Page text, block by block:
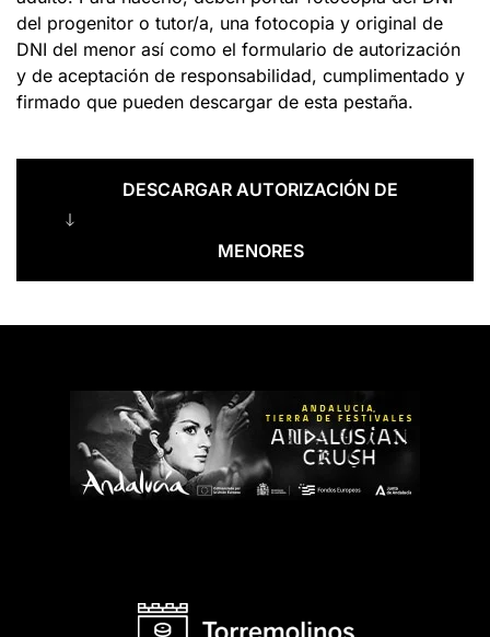
del progenitor o tutor/a, una fotocopia y original de
DNI del menor así como el formulario de autorización
y de aceptación de responsabilidad, cumplimentado y
firmado que pueden descargar de esta pestaña.
DESCARGAR AUTORIZACIÓN DE
MENORES